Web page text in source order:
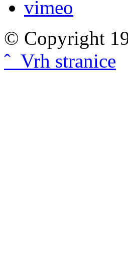
vimeo
© Copyright
ˆ Vrh stranice